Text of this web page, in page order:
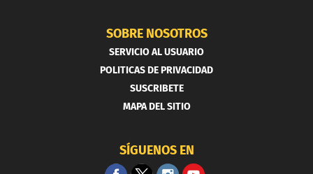
SOBRE NOSOTROS
SERVICIO AL USUARIO
POLITICAS DE PRIVACIDAD
SUSCRIBETE
MAPA DEL SITIO
SÍGUENOS EN